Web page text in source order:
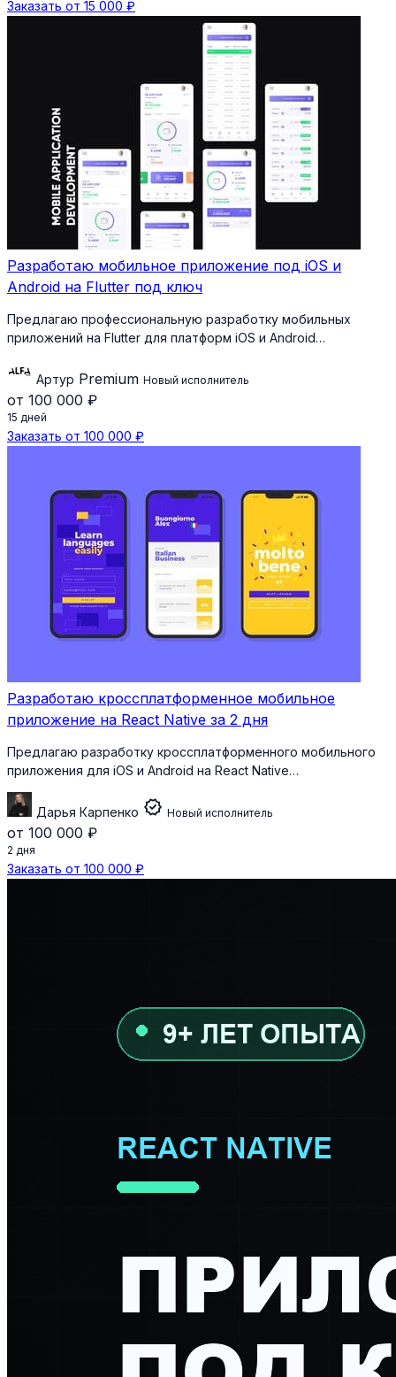
Заказать от 15 000 ₽
Разработаю мобильное приложение под iOS и
Android на Flutter под ключ
Предлагаю профессиональную разработку мобильных
приложений на Flutter для платформ iOS и Android…
Артур Premium Новый исполнитель
от 100 000 ₽
15 дней
Заказать от 100 000 ₽
Разработаю кроссплатформенное мобильное
приложение на React Native за 2 дня
Предлагаю разработку кроссплатформенного мобильного
приложения для iOS и Android на React Native…
Дарья Карпенко verified Новый исполнитель
от 100 000 ₽
2 дня
Заказать от 100 000 ₽